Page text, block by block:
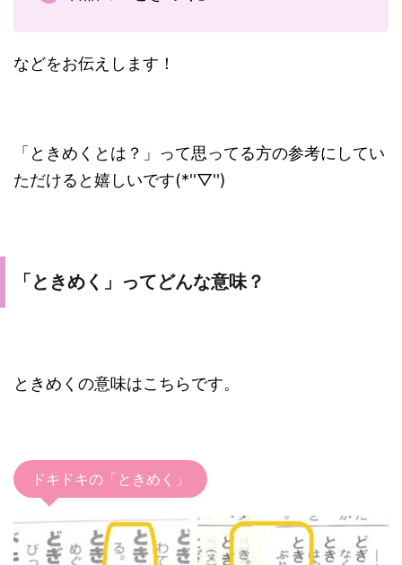
などをお伝えします！
「ときめくとは？」って思ってる方の参考にしてい
ただけると嬉しいです(*''▽'')
「ときめく」ってどんな意味？
ときめくの意味はこちらです。
ドキドキの「ときめく」